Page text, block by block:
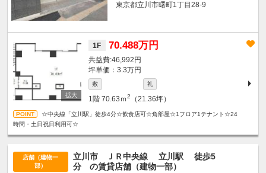
東京都立川市曙町1丁目28-9
1F 70.488万円
46,992円
坪単価：3.3万円
敷 礼
1階 70.63ｍ2 （21.36坪）
☆中央線「立川駅」徒歩4分☆飲食店可☆角部屋☆1フロア1テナント☆24
時間・土日祝日利用可☆
店舗（建物一
部）
立川市 ＪＲ中央線 立川駅
徒歩5
分 の賃貸店舗（建物一部）